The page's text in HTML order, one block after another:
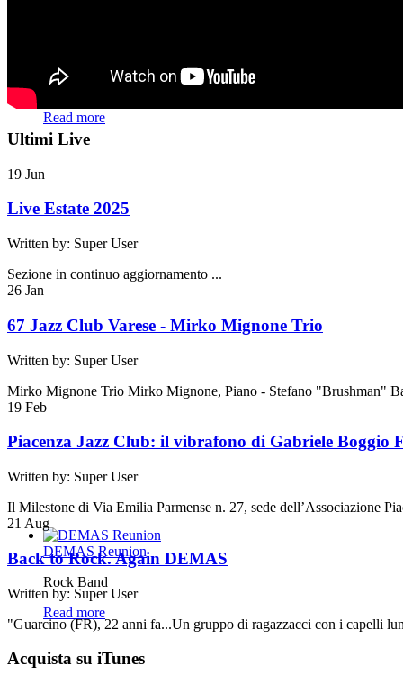
Read more
DEMAS Reunion
Rock Band
Read more
Ultimi Live
19 Jun
Live Estate 2025
Written by: Super User
Sezione in continuo aggiornamento ...
26 Jan
67 Jazz Club Varese - Mirko Mignone Trio
Written by: Super User
Mirko Mignone Trio Mirko Mignone, Piano - Stefano "Brushman"
19 Feb
Piacenza Jazz Club: il vibrafono di Gabriele Boggio
Written by: Super User
Il Milestone di Via Emilia Parmense n. 27, sede dell’Associazione
21 Aug
Back to Rock. Again DEMAS
Written by: Super User
"Guarcino (FR), 22 anni fa...Un gruppo di ragazzacci con i capelli
Acquista su iTunes